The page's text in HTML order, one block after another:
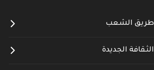
طريق الشعب
الثقافة الجديدة